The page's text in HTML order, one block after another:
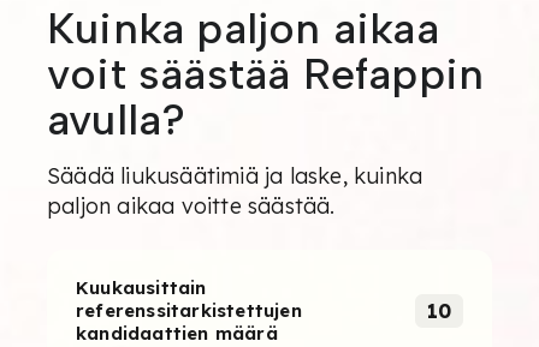
Kuinka paljon aikaa
voit säästää Refappin
avulla?
Säädä liukusäätimiä ja laske, kuinka
paljon aikaa voitte säästää.
Kuukausittain
referenssitarkistettujen
kandidaattien määrä
10